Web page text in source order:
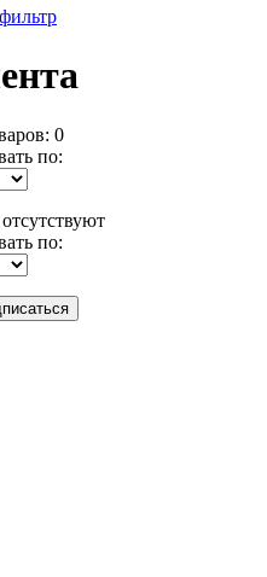
0
по:
по: